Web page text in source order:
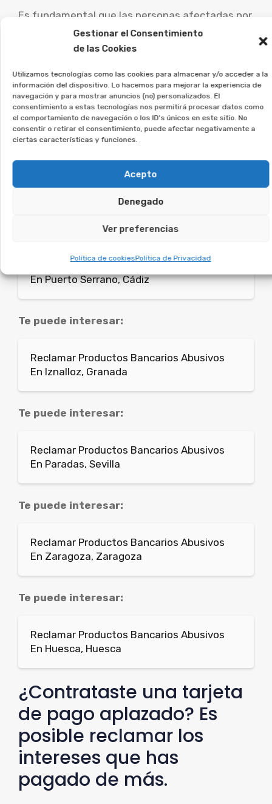
Gestionar el Consentimiento
de las Cookies
Utilizamos tecnologías como las cookies para almacenar y/o acceder a la
información del dispositivo. Lo hacemos para mejorar la experiencia de
navegación y para mostrar anuncios (no) personalizados. El
consentimiento a estas tecnologías nos permitirá procesar datos como
el comportamiento de navegación o los ID's únicos en este sitio. No
consentir o retirar el consentimiento, puede afectar negativamente a
ciertas características y funciones.
Acepto
Denegado
Ver preferencias
Política de cookiesPolítica de Privacidad
Es fundamental que las personas afectadas por
este tipo de contratos busquen consejo de
abogados especialistas para analizar su caso
La asociación Afeban
trabajamos para los
consumidores a reclamar lo
que les corresponde.
Si crees que puedes estar afectado, regístrate
sin compromiso, y lo estudiaremos en detalle.
Te puede interesar:
Reclamar Productos Bancarios Abusivos
En Puerto Serrano, Cádiz
Te puede interesar:
Reclamar Productos Bancarios Abusivos
En Iznalloz, Granada
Te puede interesar:
Reclamar Productos Bancarios Abusivos
En Paradas, Sevilla
Te puede interesar:
Reclamar Productos Bancarios Abusivos
En Zaragoza, Zaragoza
Te puede interesar:
Reclamar Productos Bancarios Abusivos
En Huesca, Huesca
¿Contrataste una tarjeta
de pago aplazado? Es
posible reclamar los
intereses que has
pagado de más.